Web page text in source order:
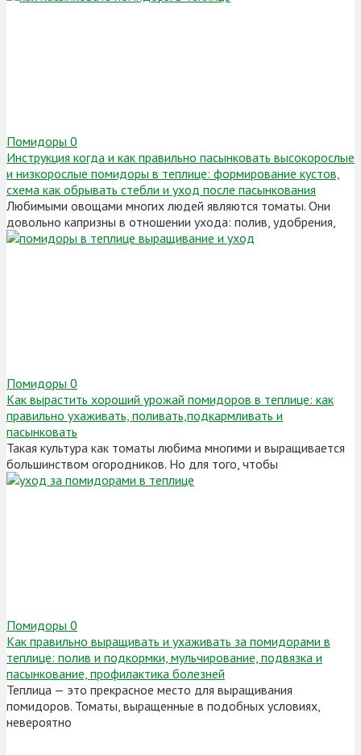
Помидоры 0
Инструкция когда и как правильно пасынковать высокорослые
и низкорослые помидоры в теплице: формирование кустов,
схема как обрывать стебли и уход после пасынкования
Любимыми овощами многих людей являются томаты. Они
довольно капризны в отношении ухода: полив, удобрения,
Помидоры 0
Как вырастить хороший урожай помидоров в теплице: как
правильно ухаживать, поливать,подкармливать и
пасынковать
Такая культура как томаты любима многими и выращивается
большинством огородников. Но для того, чтобы
Помидоры 0
Как правильно выращивать и ухаживать за помидорами в
теплице: полив и подкормки, мульчирование, подвязка и
пасынкование, профилактика болезней
Теплица — это прекрасное место для выращивания
помидоров. Томаты, выращенные в подобных условиях,
невероятно